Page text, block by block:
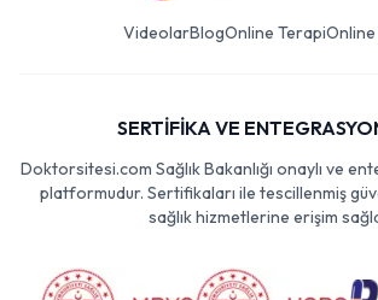
VideolarBlogOnline Terapi
SERTİFİKA VE
Doktorsitesi.com Sağlık Bakanlığı onaylı ve
platformudur. Sertifikaları ile tescillenmiş
sağlık hizmetlerine erişim